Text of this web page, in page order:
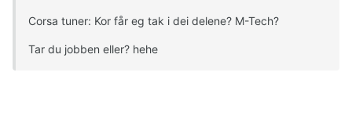
Corsa tuner: Kor får eg tak i dei delene? M-Tech?
Tar du jobben eller? hehe